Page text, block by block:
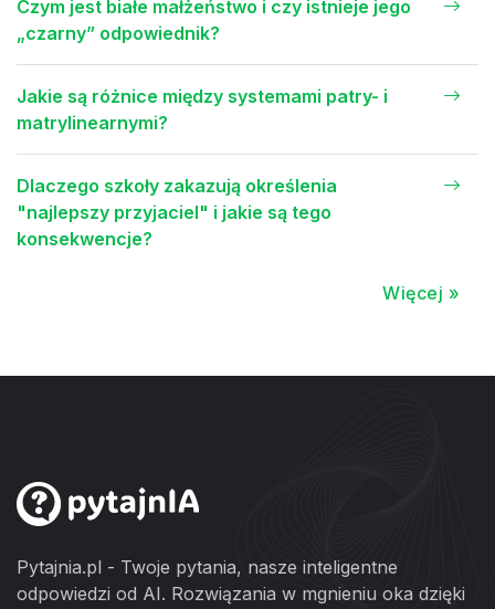
Czym jest białe małżeństwo i czy istnieje jego
„czarny” odpowiednik?
Jakie są różnice między systemami patry- i
matrylinearnymi?
Dlaczego szkoły zakazują określenia
"najlepszy przyjaciel" i jakie są tego
konsekwencje?
Więcej »
Pytajnia.pl - Twoje pytania, nasze inteligentne
odpowiedzi od AI. Rozwiązania w mgnieniu oka dzięki